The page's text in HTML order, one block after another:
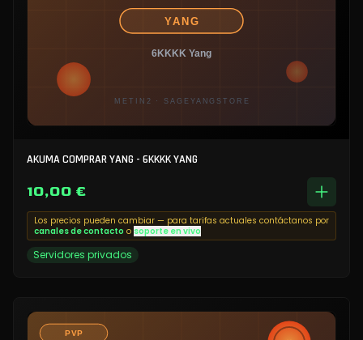
AKUMA COMPRAR YANG - 6KKKK YANG
10,00 €
Los precios pueden cambiar — para tarifas actuales contáctanos por
canales de contacto o soporte en vivo
Servidores privados